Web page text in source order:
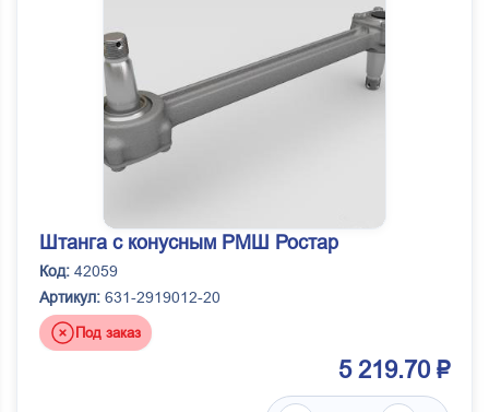
Штанга с конусным РМШ Ростар
Код: 42059
Артикул: 631-2919012-20
Под заказ
5 219.70 ₽